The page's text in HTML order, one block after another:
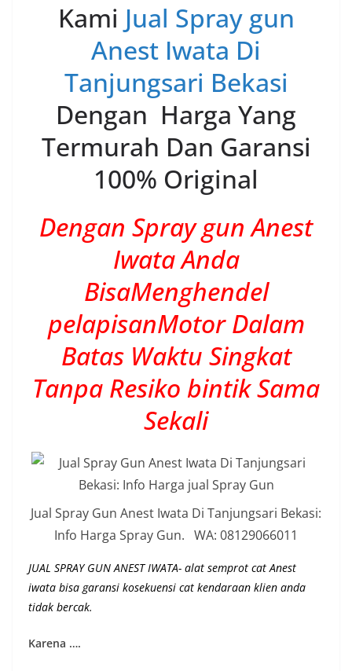
Kami Jual Spray gun
Anest Iwata Di
Tanjungsari Bekasi
Dengan Harga Yang
Termurah Dan Garansi
100% Original
Dengan Spray gun Anest
Iwata Anda
BisaMenghendel
pelapisanMotor Dalam
Batas Waktu Singkat
Tanpa Resiko bintik Sama
Sekali
Jual Spray Gun Anest Iwata Di Tanjungsari Bekasi:
Info Harga Spray Gun. WA: 08129066011
JUAL SPRAY GUN ANEST IWATA- alat semprot cat Anest
iwata bisa garansi kosekuensi cat kendaraan klien anda
tidak bercak.
Karena ….